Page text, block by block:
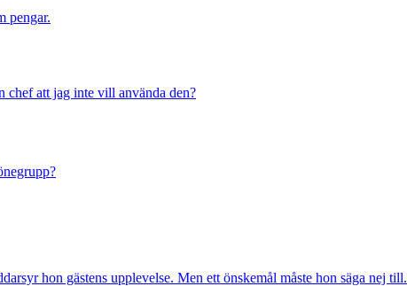
pengar.
chef att jag inte vill använda den?
hon gästens upp­levelse. Men ett önskemål måste hon säga nej till.